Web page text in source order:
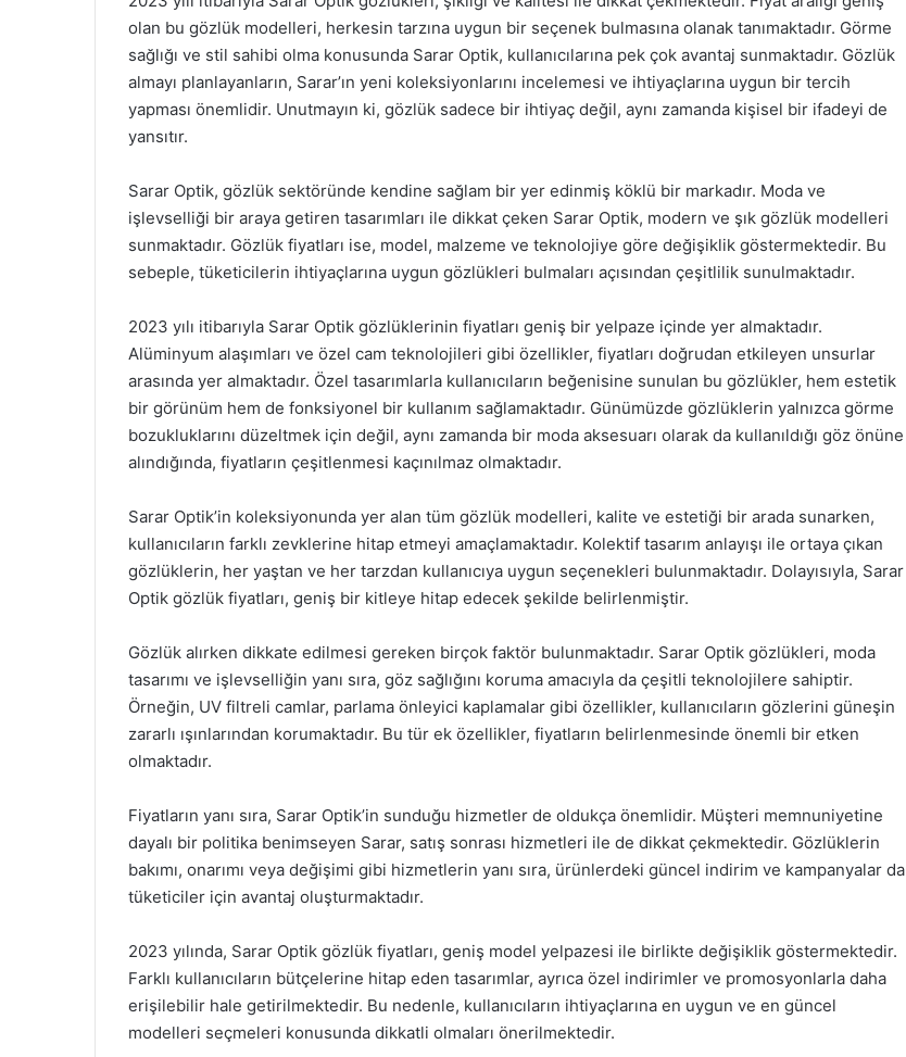
olan bu gözlük modelleri, herkesin tarzına uygun bir seçenek bulmasına olanak tanımaktadır. Görme
sağlığı ve stil sahibi olma konusunda Sarar Optik, kullanıcılarına pek çok avantaj sunmaktadır. Gözlük
almayı planlayanların, Sarar’ın yeni koleksiyonlarını incelemesi ve ihtiyaçlarına uygun bir tercih
yapması önemlidir. Unutmayın ki, gözlük sadece bir ihtiyaç değil, aynı zamanda kişisel bir ifadeyi de
yansıtır.
Sarar Optik, gözlük sektöründe kendine sağlam bir yer edinmiş köklü bir markadır. Moda ve
işlevselliği bir araya getiren tasarımları ile dikkat çeken Sarar Optik, modern ve şık gözlük modelleri
sunmaktadır. Gözlük fiyatları ise, model, malzeme ve teknolojiye göre değişiklik göstermektedir. Bu
sebeple, tüketicilerin ihtiyaçlarına uygun gözlükleri bulmaları açısından çeşitlilik sunulmaktadır.
2023 yılı itibarıyla Sarar Optik gözlüklerinin fiyatları geniş bir yelpaze içinde yer almaktadır.
Alüminyum alaşımları ve özel cam teknolojileri gibi özellikler, fiyatları doğrudan etkileyen unsurlar
arasında yer almaktadır. Özel tasarımlarla kullanıcıların beğenisine sunulan bu gözlükler, hem estetik
bir görünüm hem de fonksiyonel bir kullanım sağlamaktadır. Günümüzde gözlüklerin yalnızca görme
bozukluklarını düzeltmek için değil, aynı zamanda bir moda aksesuarı olarak da kullanıldığı göz önüne
alındığında, fiyatların çeşitlenmesi kaçınılmaz olmaktadır.
Sarar Optik’in koleksiyonunda yer alan tüm gözlük modelleri, kalite ve estetiği bir arada sunarken,
kullanıcıların farklı zevklerine hitap etmeyi amaçlamaktadır. Kolektif tasarım anlayışı ile ortaya çıkan
gözlüklerin, her yaştan ve her tarzdan kullanıcıya uygun seçenekleri bulunmaktadır. Dolayısıyla, Sarar
Optik gözlük fiyatları, geniş bir kitleye hitap edecek şekilde belirlenmiştir.
Gözlük alırken dikkate edilmesi gereken birçok faktör bulunmaktadır. Sarar Optik gözlükleri, moda
tasarımı ve işlevselliğin yanı sıra, göz sağlığını koruma amacıyla da çeşitli teknolojilere sahiptir.
Örneğin, UV filtreli camlar, parlama önleyici kaplamalar gibi özellikler, kullanıcıların gözlerini güneşin
zararlı ışınlarından korumaktadır. Bu tür ek özellikler, fiyatların belirlenmesinde önemli bir etken
olmaktadır.
Fiyatların yanı sıra, Sarar Optik’in sunduğu hizmetler de oldukça önemlidir. Müşteri memnuniyetine
dayalı bir politika benimseyen Sarar, satış sonrası hizmetleri ile de dikkat çekmektedir. Gözlüklerin
bakımı, onarımı veya değişimi gibi hizmetlerin yanı sıra, ürünlerdeki güncel indirim ve kampanyalar da
tüketiciler için avantaj oluşturmaktadır.
2023 yılında, Sarar Optik gözlük fiyatları, geniş model yelpazesi ile birlikte değişiklik göstermektedir.
Farklı kullanıcıların bütçelerine hitap eden tasarımlar, ayrıca özel indirimler ve promosyonlarla daha
erişilebilir hale getirilmektedir. Bu nedenle, kullanıcıların ihtiyaçlarına en uygun ve en güncel
modelleri seçmeleri konusunda dikkatli olmaları önerilmektedir.